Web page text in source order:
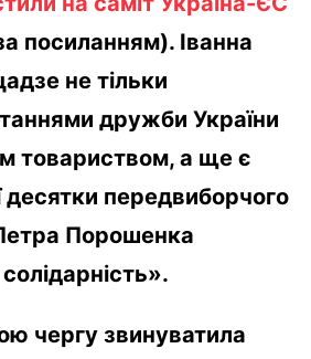
посиланням). Іванна
не тільки
дружби України
товариством, а ще є
передвиборчого
Порошенка
чергу звинуватила